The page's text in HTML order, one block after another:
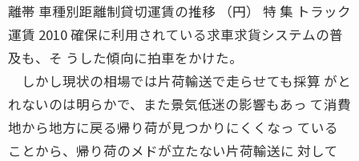
離帯 車種別距離制貸切運賃の推移 （円） 特 集 トラック
運賃 2010 確保に利用されている求車求貨システムの普
及も、そ うした傾向に拍車をかけた。
しかし現状の相場では片荷輸送で走らせても採算 がと
れないのは明らかで、また景気低迷の影響もあっ て消費
地から地方に戻る帰り荷が見つかりにくくなっ ている
ことから、帰り荷のメドが立たない片荷輸送に 対して